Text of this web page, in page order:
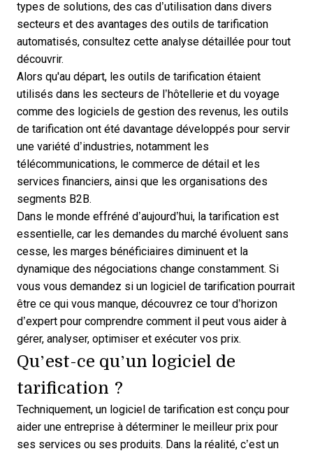
types de solutions, des cas d’utilisation dans divers
secteurs et des avantages des outils de tarification
automatisés, consultez cette analyse détaillée pour tout
découvrir.
Alors qu'au départ, les outils de tarification étaient
utilisés dans les secteurs de l’hôtellerie et du voyage
comme des logiciels de gestion des revenus, les outils
de tarification ont été davantage développés pour servir
une variété d’industries, notamment les
télécommunications, le commerce de détail et les
services financiers, ainsi que les organisations des
segments B2B.
Dans le monde effréné d’aujourd’hui, la tarification est
essentielle, car les demandes du marché évoluent sans
cesse, les marges bénéficiaires diminuent et la
dynamique des négociations change constamment. Si
vous vous demandez si un logiciel de tarification pourrait
être ce qui vous manque, découvrez ce tour d’horizon
d’expert pour comprendre comment il peut vous aider à
gérer, analyser, optimiser et exécuter vos prix.
Qu’est-ce qu’un logiciel de
tarification ?
Techniquement, un logiciel de tarification est conçu pour
aider une entreprise à déterminer le meilleur prix pour
ses services ou ses produits. Dans la réalité, c’est un